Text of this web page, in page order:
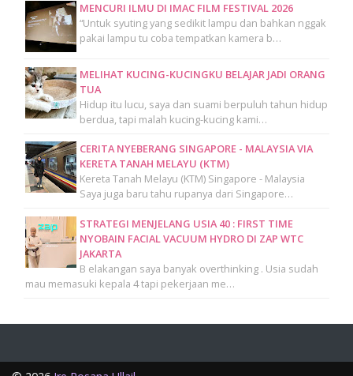
MENCURI ILMU DI IMAC FILM FESTIVAL 2026
“Untuk syuting yang sedikit lampu dan bahkan nggak
pakai lampu tu coba tempatkan kamera b…
MELIHAT KUCING-KUCINGKU BELAJAR JADI ORANG
TUA
Hidup itu lucu, saya dan suami berpuluh tahun hidup
berdua, tapi malah kucing-kucing kami…
CERITA NYEBERANG SINGAPORE - MALAYSIA VIA
KERETA TANAH MELAYU (KTM)
Kereta Tanah Melayu (KTM) Singapore - Malaysia
Saya juga baru tahu rupanya dari Singapore…
STRATEGI MENJELANG USIA 40 : FIRST TIME
NYOBAIN FACIAL VACUUM HYDRO DI ZAP WTC
JAKARTA
B elakangan saya banyak overthinking . Usia sudah
mau memasuki kepala 4 tapi pekerjaan me…